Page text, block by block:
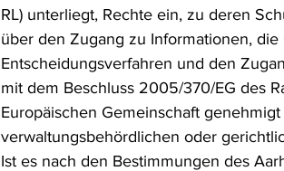
RL) unterliegt, Rechte ein, zu deren
über den Zugang zu Informationen,
Entscheidungsverfahren und den
mit dem Beschluss 2005/370/EG des
Europäischen Gemeinschaft
verwaltungsbehördlichen oder
Ist es nach den Bestimmungen des